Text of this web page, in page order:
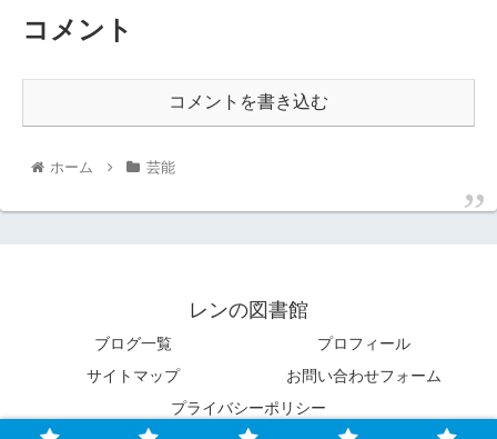
コメント
コメントを書き込む
ホーム 芸能
レンの図書館
ブログ一覧
プロフィール
サイトマップ
お問い合わせフォーム
プライバシーポリシー